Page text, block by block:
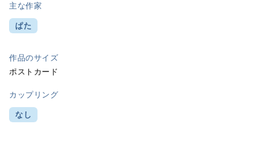
主な作家
ぱた
作品のサイズ
ポストカード
カップリング
なし